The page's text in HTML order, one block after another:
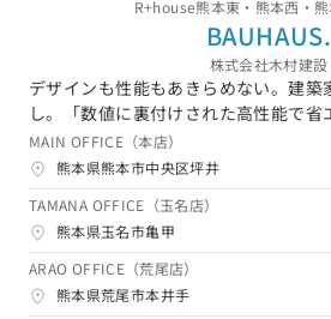
富山県 (1)石川県 (0)福井県
愛知県 (8)岐阜県 (13)静岡県 (11)三重
関西エリア
大阪府 (5)兵庫県 (10)京都府 (0)
和歌山県 (2)
中国エリア
広島県 (1)岡山県 (3)鳥取県 (6)
四国エリア
R+house熊本東・熊本西・
BAUHAUS.
株式会社木村建設
デザインも性能もあきらめない。建築
し。「数値に裏付けされた高性能で省
を、家づくりのプロである建築家と一
くりのプロセスが土台になっている「
い」を、お客さまの立場になって考え
大事なこと。だからこそバウハウス.は
い、高性能で高品質な住まいをつくる
を大切にしながらご満足していただけ
いくことにこだわり、日々家づくりに
MAIN OFFICE（本店）
熊本県熊本市中央区坪井
TAMANA OFFICE（玉名店）
熊本県玉名市亀甲
ARAO OFFICE（荒尾店）
熊本県荒尾市本井手